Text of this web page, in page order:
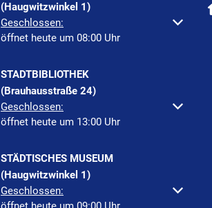
(Haugwitzwinkel 1)
Klicken, um weitere Öffnungs- oder
Geschlossen:
öffnet heute um 08:00 Uhr
STADTBIBLIOTHEK
(Brauhausstraße 24)
Klicken, um weitere Öffnungs- oder
Geschlossen:
öffnet heute um 13:00 Uhr
STÄDTISCHES MUSEUM
(Haugwitzwinkel 1)
Klicken, um weitere Öffnungs- oder
Geschlossen: